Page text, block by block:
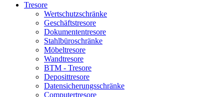
Tresore
Wertschutzschränke
Geschäftstresore
Dokumententresore
Stahlbüroschränke
Möbeltresore
Wandtresore
BTM - Tresore
Deposittresore
Datensicherungsschränke
Computertresore